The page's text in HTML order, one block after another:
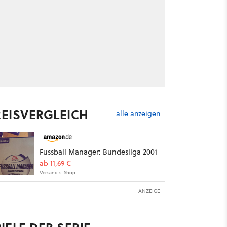
alle anzeigen
Fussball Manager: Bundesliga 2001
ab 11,69 €
Versand s. Shop
ANZEIGE